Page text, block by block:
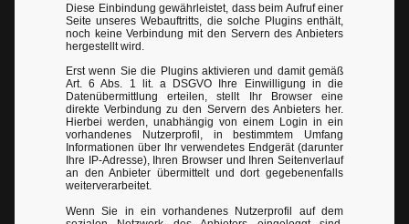
Diese Einbindung gewährleistet, dass beim Aufruf einer
Seite unseres Webauftritts, die solche Plugins enthält,
noch keine Verbindung mit den Servern des Anbieters
hergestellt wird.
Erst wenn Sie die Plugins aktivieren und damit gemäß
Art. 6 Abs. 1 lit. a DSGVO Ihre Einwilligung in die
Datenübermittlung erteilen, stellt Ihr Browser eine
direkte Verbindung zu den Servern des Anbieters her.
Hierbei werden, unabhängig von einem Login in ein
vorhandenes Nutzerprofil, in bestimmtem Umfang
Informationen über Ihr verwendetes Endgerät (darunter
Ihre IP-Adresse), Ihren Browser und Ihren Seitenverlauf
an den Anbieter übermittelt und dort gegebenenfalls
weiterverarbeitet.
Wenn Sie in ein vorhandenes Nutzerprofil auf dem